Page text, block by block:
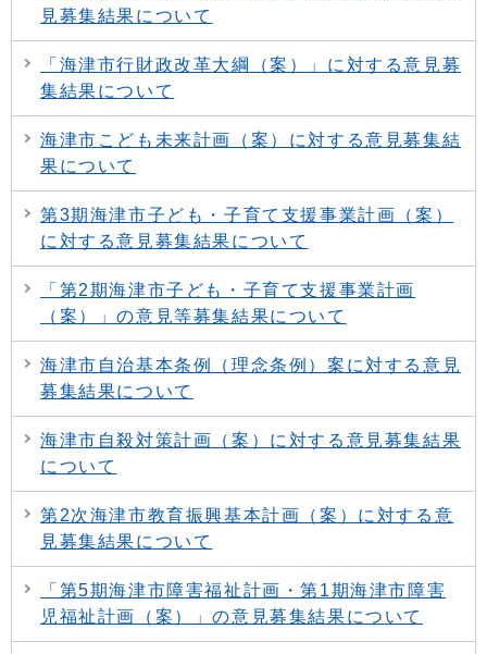
見募集結果について
「海津市行財政改革大綱（案）」に対する意見募
集結果について
海津市こども未来計画（案）に対する意見募集結
果について
第3期海津市子ども・子育て支援事業計画（案）
に対する意見募集結果について
「第2期海津市子ども・子育て支援事業計画
（案）」の意見等募集結果について
海津市自治基本条例（理念条例）案に対する意見
募集結果について
海津市自殺対策計画（案）に対する意見募集結果
について
第2次海津市教育振興基本計画（案）に対する意
見募集結果について
「第5期海津市障害福祉計画・第1期海津市障害
児福祉計画（案）」の意見募集結果について